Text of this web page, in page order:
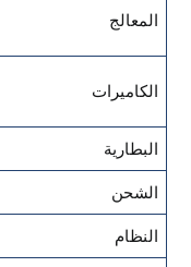
المعالج
الكاميرات
البطارية
الشحن
النظام